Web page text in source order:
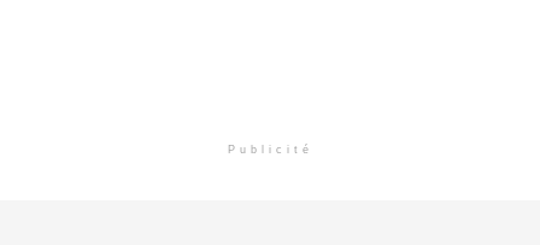
Publicité